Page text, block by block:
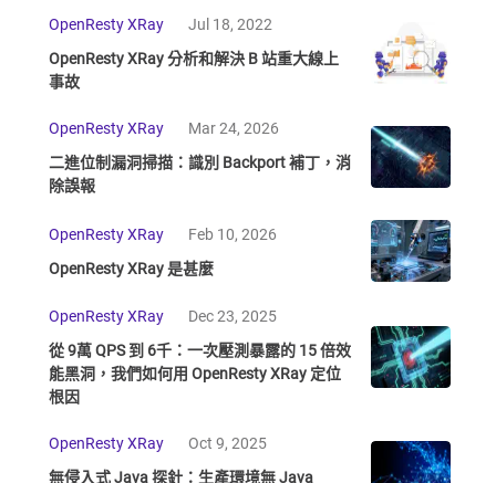
OpenResty XRay
Jul 18, 2022
OpenResty XRay 分析和解決 B 站重大線上
事故
OpenResty XRay
Mar 24, 2026
二進位制漏洞掃描：識別 Backport 補丁，消
除誤報
OpenResty XRay
Feb 10, 2026
OpenResty XRay 是甚麼
OpenResty XRay
Dec 23, 2025
從 9萬 QPS 到 6千：一次壓測暴露的 15 倍效
能黑洞，我們如何用 OpenResty XRay 定位
根因
OpenResty XRay
Oct 9, 2025
無侵入式 Java 探針：生產環境無 Java